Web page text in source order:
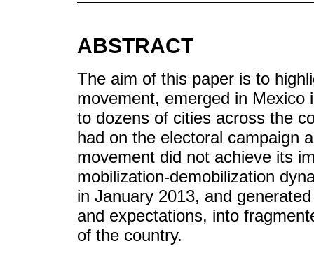
ABSTRACT
The aim of this paper is to
movement, emerged in Mexico
to dozens of cities across the
had on the electoral campaign
movement did not achieve its
mobilization-demobilization
in January 2013, and
and expectations, into
of the country.